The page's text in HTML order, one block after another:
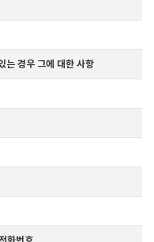
는 경우 그에 대한 사항